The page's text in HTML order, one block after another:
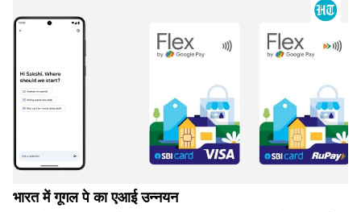
भारत में गूगल पे का एआई उन्नयन